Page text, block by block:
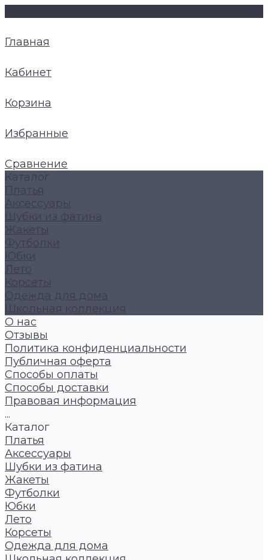
Главная
Кабинет
Корзина
Избранные
Сравнение
Каталог
Платья
Аксессуары
Шубки из фатина
Жакеты
Футболки
Юбки
Лето
Корсеты
Одежда для дома
Школьная коллекция
О нас
Отзывы
Политика конфиденциальности
Публичная оферта
Способы оплаты
Способы доставки
Правовая информация
...
Каталог
Платья
Аксессуары
Шубки из фатина
Жакеты
Футболки
Юбки
Лето
Корсеты
Одежда для дома